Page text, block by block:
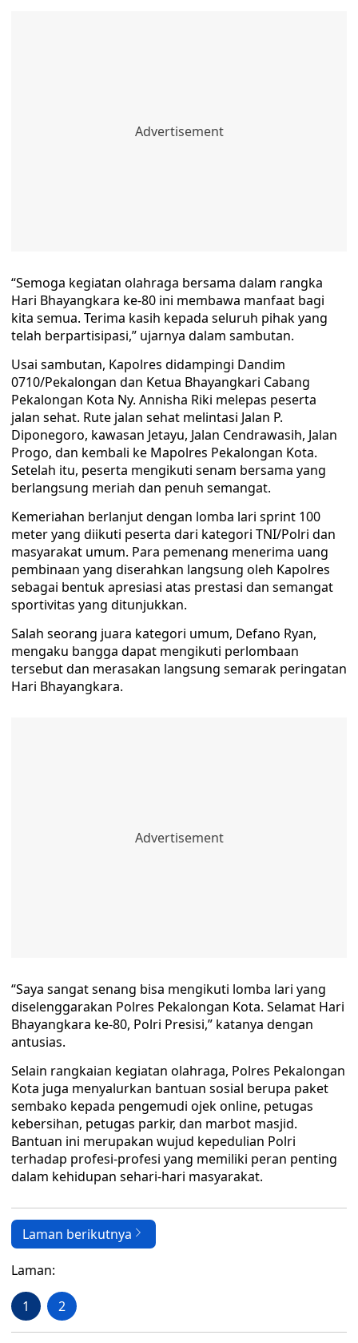
“Semoga kegiatan olahraga bersama dalam rangka
Hari Bhayangkara ke-80 ini membawa manfaat bagi
kita semua. Terima kasih kepada seluruh pihak yang
telah berpartisipasi,” ujarnya dalam sambutan.
Usai sambutan, Kapolres didampingi Dandim
0710/Pekalongan dan Ketua Bhayangkari Cabang
Pekalongan Kota Ny. Annisha Riki melepas peserta
jalan sehat. Rute jalan sehat melintasi Jalan P.
Diponegoro, kawasan Jetayu, Jalan Cendrawasih, Jalan
Progo, dan kembali ke Mapolres Pekalongan Kota.
Setelah itu, peserta mengikuti senam bersama yang
berlangsung meriah dan penuh semangat.
Kemeriahan berlanjut dengan lomba lari sprint 100
meter yang diikuti peserta dari kategori TNI/Polri dan
masyarakat umum. Para pemenang menerima uang
pembinaan yang diserahkan langsung oleh Kapolres
sebagai bentuk apresiasi atas prestasi dan semangat
sportivitas yang ditunjukkan.
Salah seorang juara kategori umum, Defano Ryan,
mengaku bangga dapat mengikuti perlombaan
tersebut dan merasakan langsung semarak peringatan
Hari Bhayangkara.
“Saya sangat senang bisa mengikuti lomba lari yang
diselenggarakan Polres Pekalongan Kota. Selamat Hari
Bhayangkara ke-80, Polri Presisi,” katanya dengan
antusias.
Selain rangkaian kegiatan olahraga, Polres Pekalongan
Kota juga menyalurkan bantuan sosial berupa paket
sembako kepada pengemudi ojek online, petugas
kebersihan, petugas parkir, dan marbot masjid.
Bantuan ini merupakan wujud kepedulian Polri
terhadap profesi-profesi yang memiliki peran penting
dalam kehidupan sehari-hari masyarakat.
Laman berikutnya
Laman:
1 2